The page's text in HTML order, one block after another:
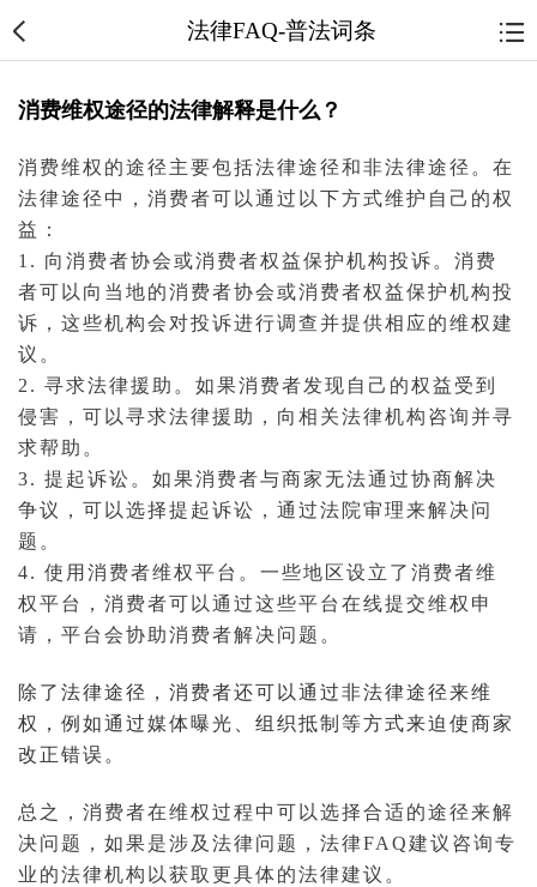
法律FAQ-普法词条
消费维权途径的法律解释是什么？
消费维权的途径主要包括法律途径和非法律途径。在
法律途径中，消费者可以通过以下方式维护自己的权
益：
1. 向消费者协会或消费者权益保护机构投诉。消费
者可以向当地的消费者协会或消费者权益保护机构投
诉，这些机构会对投诉进行调查并提供相应的维权建
议。
2. 寻求法律援助 。如果消费者发现自己的权益受到
侵害，可以寻求法律援助，向相关法律机构 咨询并寻
求帮助。
3. 提起诉讼 。如果消费者与商家无法通过协商解决
争议，可以选择提 起诉讼，通过法院审理来解决问
题。
4. 使用消费者维权平台。一些地区设立了消费者维
权平台，消费者可以通过这些平台在线提交维权申
请，平台会协助消费者解决问题。
除了法律途径，消费者还可以通过非法律途径来维
权，例如通过媒体曝光、组织抵制等方式来迫使商家
改正错误。
总之，消费者在维权过程中可以选择合适的途径来解
决问题，如果是涉及法律问题，法律FAQ建议咨询专
业的法律机构以获取更具体的法律建议。